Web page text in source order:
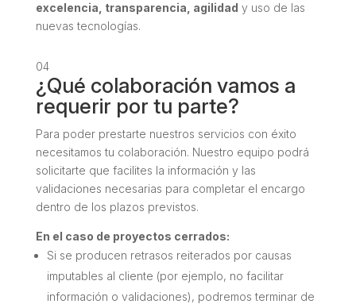
excelencia, transparencia, agilidad y uso de las
nuevas tecnologías.
04
¿Qué colaboración vamos a
requerir por tu parte?
Para poder prestarte nuestros servicios con éxito
necesitamos tu colaboración. Nuestro equipo podrá
solicitarte que facilites la información y las
validaciones necesarias para completar el encargo
dentro de los plazos previstos.
En el caso de proyectos cerrados:
Si se producen retrasos reiterados por causas
imputables al cliente (por ejemplo, no facilitar
información o validaciones), podremos terminar de